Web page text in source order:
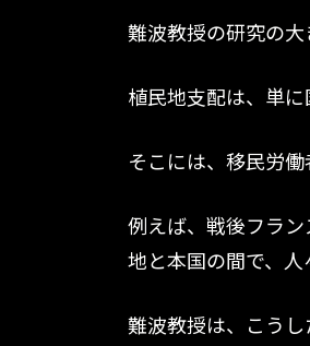
難波教授の研究の大
植民地支配は、単に
そこには、移民労
例えば、戦後フラ
地と本国の間で、人
難波教授は、こう